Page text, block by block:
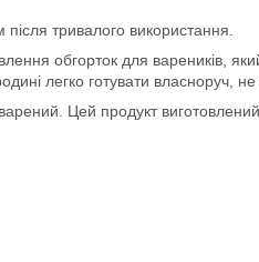
тривалого використання.
обгорток для вареників,
легко готувати власноруч,
Цей продукт виготовлений